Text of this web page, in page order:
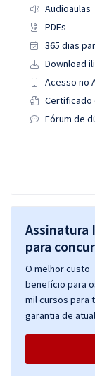
Audioaulas
PDFs
365 dias
Download
Acesso no
Certificado
Fórum de
Assinatura
para
O melhor custo
benefício para
mil cursos para
garantia de